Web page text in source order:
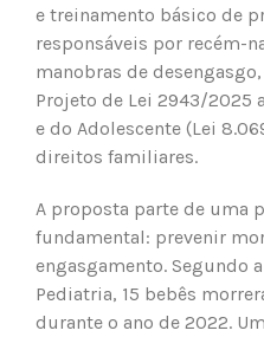
e treinamento básico de
responsáveis por recém-
manobras de
Projeto de Lei 2943/2025
e do Adolescente (Lei
direitos familiares.
A proposta parte de uma
fundamental: prevenir
engasgamento. Segundo
Pediatria, 15 bebês
durante o ano de 2022.